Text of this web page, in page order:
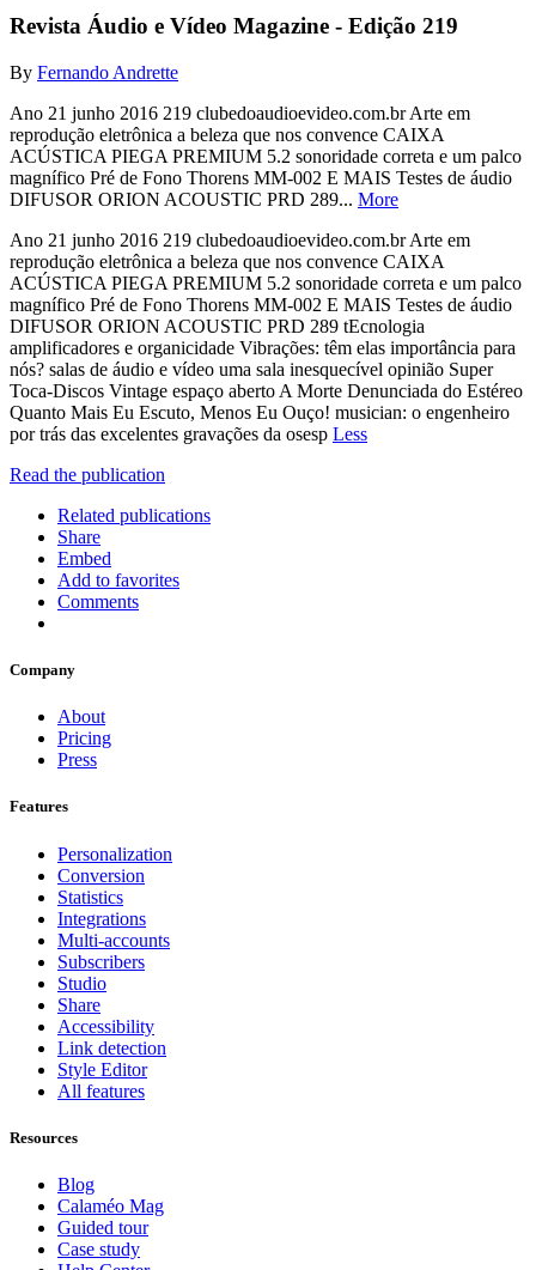
Revista Áudio e Vídeo Magazine - Edição 219
By Fernando Andrette
Ano 21 junho 2016 219 clubedoaudioevideo.com.br Arte em
reprodução eletrônica a beleza que nos convence CAIXA
ACÚSTICA PIEGA PREMIUM 5.2 sonoridade correta e um palco
magnífico Pré de Fono Thorens MM-002 E MAIS Testes de áudio
DIFUSOR ORION ACOUSTIC PRD 289... More
Ano 21 junho 2016 219 clubedoaudioevideo.com.br Arte em
reprodução eletrônica a beleza que nos convence CAIXA
ACÚSTICA PIEGA PREMIUM 5.2 sonoridade correta e um palco
magnífico Pré de Fono Thorens MM-002 E MAIS Testes de áudio
DIFUSOR ORION ACOUSTIC PRD 289 tEcnologia
amplificadores e organicidade Vibrações: têm elas importância para
nós? salas de áudio e vídeo uma sala inesquecível opinião Super
Toca-Discos Vintage espaço aberto A Morte Denunciada do Estéreo
Quanto Mais Eu Escuto, Menos Eu Ouço! musician: o engenheiro
por trás das excelentes gravações da osesp Less
Read the publication
Related publications
Share
Embed
Add to favorites
Comments
Company
About
Pricing
Press
Features
Personalization
Conversion
Statistics
Integrations
Multi-accounts
Subscribers
Studio
Share
Accessibility
Link detection
Style Editor
All features
Resources
Blog
Calaméo Mag
Guided tour
Case study